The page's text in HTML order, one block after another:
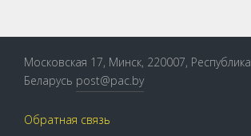
Московская 17, Минск, 220007, Республика
Беларусь post@pac.by
Обратная связь